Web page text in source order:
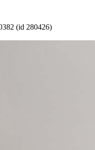
(id 280426)